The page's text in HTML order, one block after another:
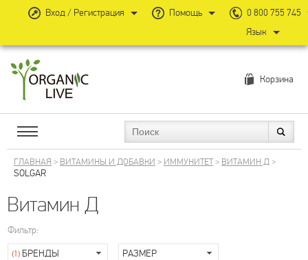
Корзина
ГЛАВНАЯ > ВИТАМИНЫ И ДОБАВКИ > ИММУНИТЕТ> ВИТАМИН Д>
SOLGAR
Витамин Д
Фильтр:
(1) БРЕНДЫ РАЗМЕР
Вход / Регистрация Помощь
0 800 755 745
Язык